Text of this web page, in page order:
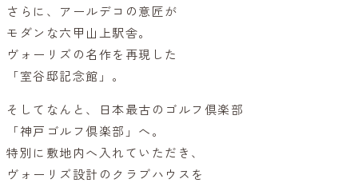
さらに、アールデコの意匠が
モダンな六甲山上駅舎。
ヴォーリズの名作を再現した
「室谷邸記念館」。
そしてなんと、日本最古のゴルフ倶楽部
「神戸ゴルフ倶楽部」へ。
特別に敷地内へ入れていただき、
ヴォーリズ設計のクラブハウスを